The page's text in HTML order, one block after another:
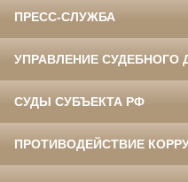
ПРЕСС-СЛУЖБА
УПРАВЛЕНИЕ СУДЕБНОГО
СУДЫ СУБЪЕКТА РФ
ПРОТИВОДЕЙСТВИЕ